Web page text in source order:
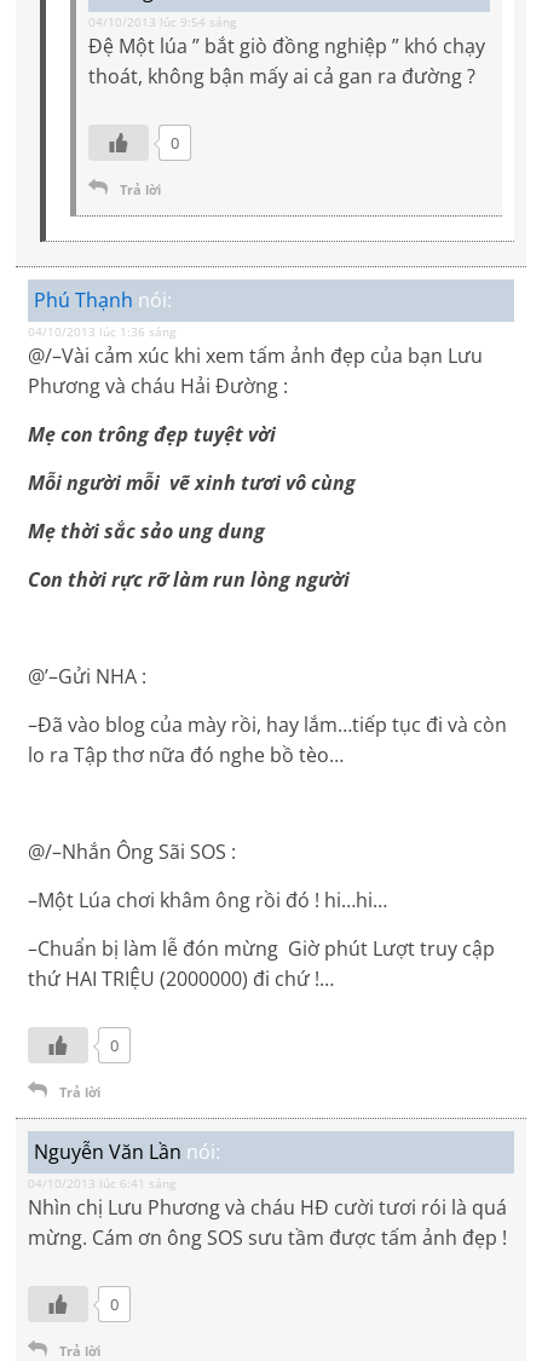
04/10/2013 lúc 9:54 sáng
Đệ Một lúa ” bắt giò đồng nghiệp ” khó chạy
thoát, không bận mấy ai cả gan ra đường ?
0
Trả lời
Phú Thạnh nói:
04/10/2013 lúc 1:36 sáng
@/–Vài cảm xúc khi xem tấm ảnh đẹp của bạn Lưu
Phương và cháu Hải Đường :
Mẹ con trông đẹp tuyệt vời
Mỗi người mỗi vẽ xinh tươi vô cùng
Mẹ thời sắc sảo ung dung
Con thời rực rỡ làm run lòng người
@’–Gửi NHA :
–Đã vào blog của mày rồi, hay lắm…tiếp tục đi và còn
lo ra Tập thơ nữa đó nghe bồ tèo…
@/–Nhắn Ông Sãi SOS :
–Một Lúa chơi khâm ông rồi đó ! hi…hi…
–Chuẩn bị làm lễ đón mừng Giờ phút Lượt truy cập
thứ HAI TRIỆU (2000000) đi chứ !…
0
Trả lời
Nguyễn Văn Lần nói:
04/10/2013 lúc 6:41 sáng
Nhìn chị Lưu Phương và cháu HĐ cười tươi rói là quá
mừng. Cám ơn ông SOS sưu tầm được tấm ảnh đẹp !
0
Trả lời